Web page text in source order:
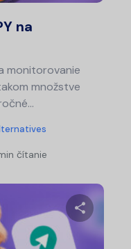
na
monitorovanie
množstve
čítanie